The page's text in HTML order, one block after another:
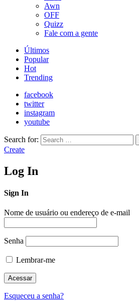
Awn
OFF
Quizz
Fale com a gente
Últimos
Popular
Hot
Trending
facebook
twitter
instagram
youtube
Search for:
Create
Log In
Sign In
Nome de usuário ou endereço de e-mail
Senha
Lembrar-me
Esqueceu a senha?